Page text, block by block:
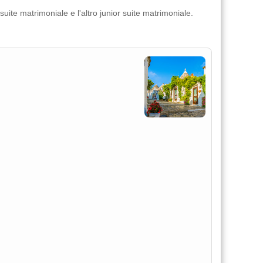
matrimoniale e l'altro junior suite matrimoniale.